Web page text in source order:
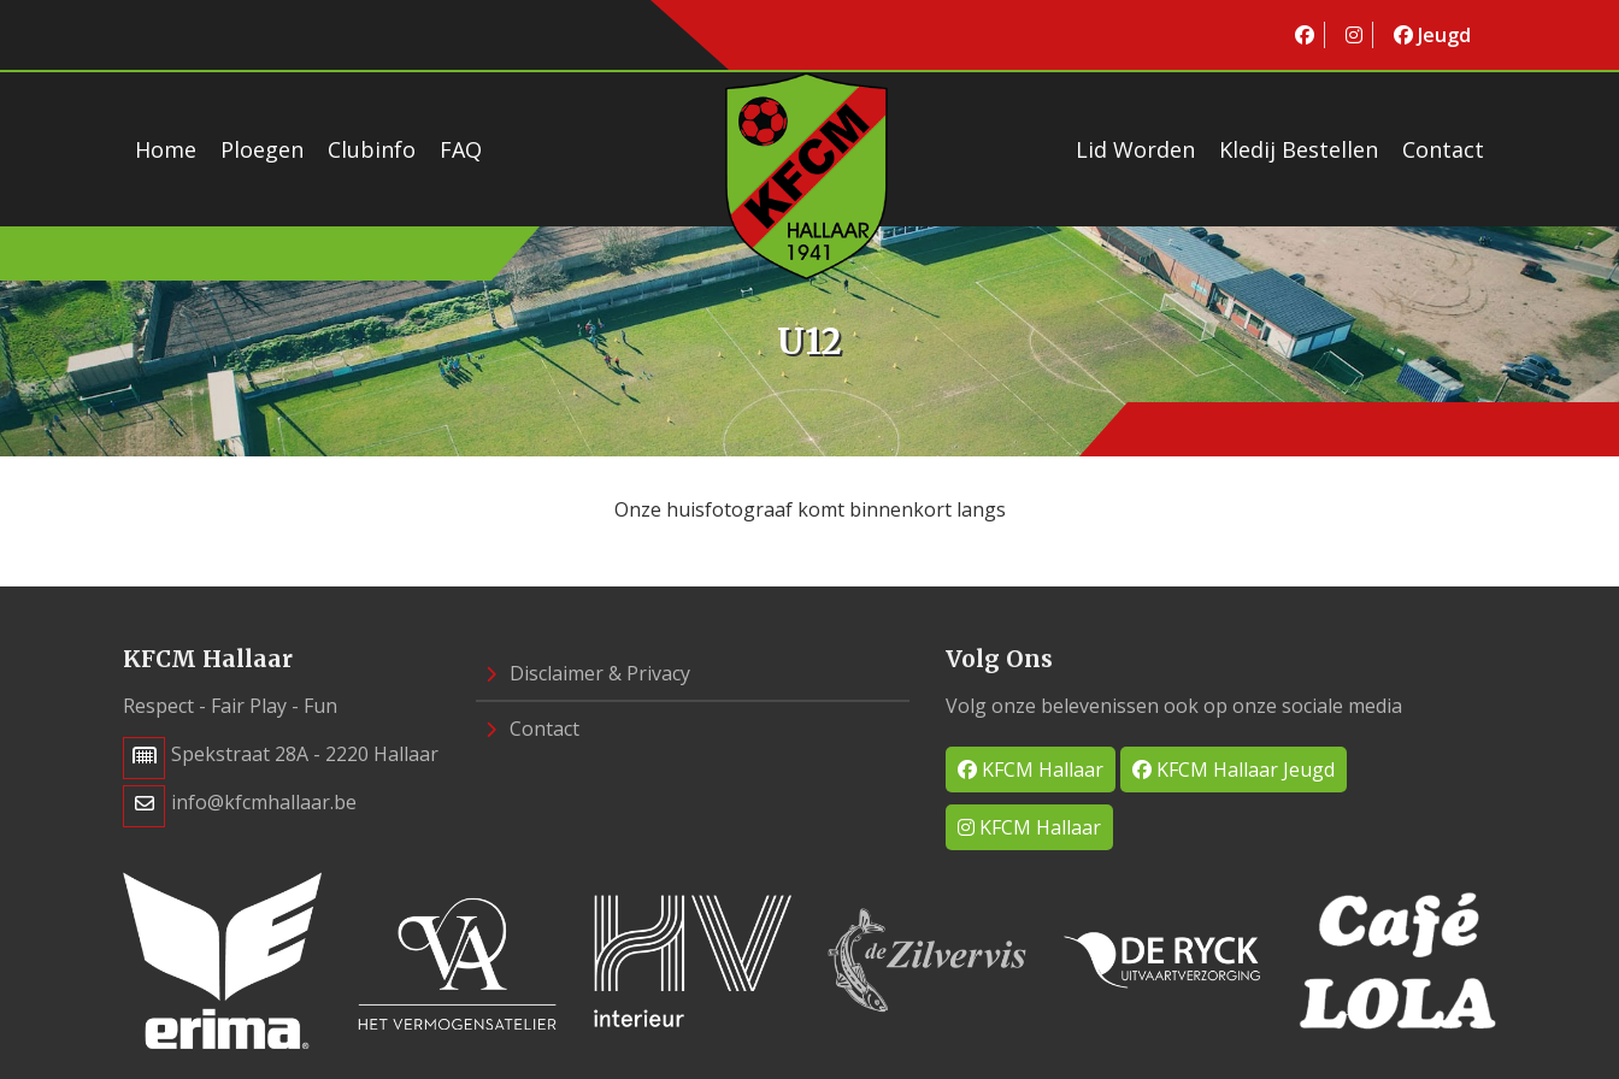
Jeugd
Home Ploegen Clubinfo FAQ Lid Worden Kledij Bestellen Contact
U12
Onze huisfotograaf komt binnenkort langs
KFCM Hallaar
Respect - Fair Play - Fun
Spekstraat 28A - 2220 Hallaar
info@kfcmhallaar.be
Disclaimer & Privacy
Contact
Volg Ons
Volg onze belevenissen ook op onze sociale media
KFCM Hallaar KFCM Hallaar Jeugd
KFCM Hallaar